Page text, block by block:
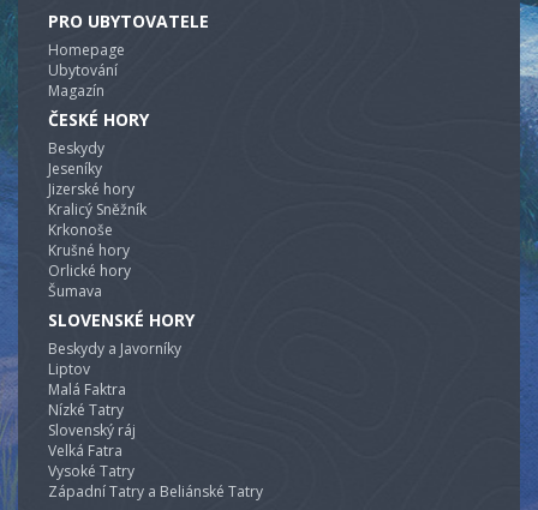
PRO UBYTOVATELE
Homepage
Ubytování
Magazín
ČESKÉ HORY
Beskydy
Jeseníky
Jizerské hory
Kralicý Sněžník
Krkonoše
Krušné hory
Orlické hory
Šumava
SLOVENSKÉ HORY
Beskydy a Javorníky
Liptov
Malá Faktra
Nízké Tatry
Slovenský ráj
Velká Fatra
Vysoké Tatry
Západní Tatry a Beliánské Tatry